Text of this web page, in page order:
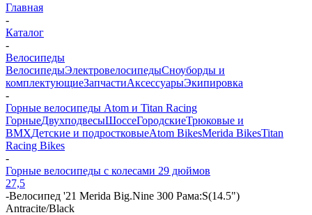
Главная
-
Каталог
-
Велосипеды
ВелосипедыЭлектровелосипедыCноуборды и
комплектующиеЗапчастиАксессуарыЭкипировка
-
Горные велосипеды Atom и Titan Racing
ГорныеДвухподвесыШоссеГородскиеТрюковые и
BMXДетские и подростковыеAtom BikesMerida BikesTitan
Racing Bikes
-
Горные велосипеды с колесами 29 дюймов
27,5
-Велосипед '21 Merida Big.Nine 300 Рама:S(14.5")
Antracite/Black